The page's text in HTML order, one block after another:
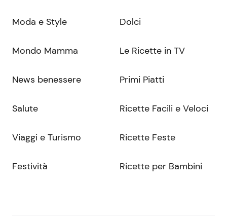
Moda e Style
Mondo Mamma
News benessere
Salute
Viaggi e Turismo
Festività
Dolci
Le Ricette in TV
Primi Piatti
Ricette Facili e Veloci
Ricette Feste
Ricette per Bambini